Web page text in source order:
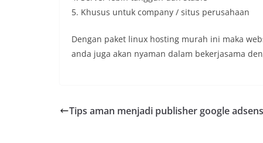
5. Khusus untuk company / situs perusahaan
Dengan paket linux hosting murah ini maka
anda juga akan nyaman dalam bekerjasama
Tips aman menjadi publisher google